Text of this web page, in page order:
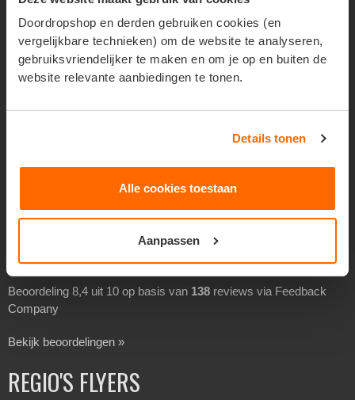
Doordropshop en derden gebruiken cookies (en
vergelijkbare technieken) om de website te analyseren,
gebruiksvriendelijker te maken en om je op en buiten de
website relevante aanbiedingen te tonen.
Details tonen
Alle cookies toestaan
Aanpassen
Geadresseerd verspreiden
Drukwerk verspreiden
Goedkoop folders verspreiden
Separaat verspreiden
Overheidsverspreiding
BEOORDELINGEN
Beoordeling 8,4 uit 10 op basis van 138 reviews via Feedback
Company
Bekijk beoordelingen »
REGIO'S FLYERS